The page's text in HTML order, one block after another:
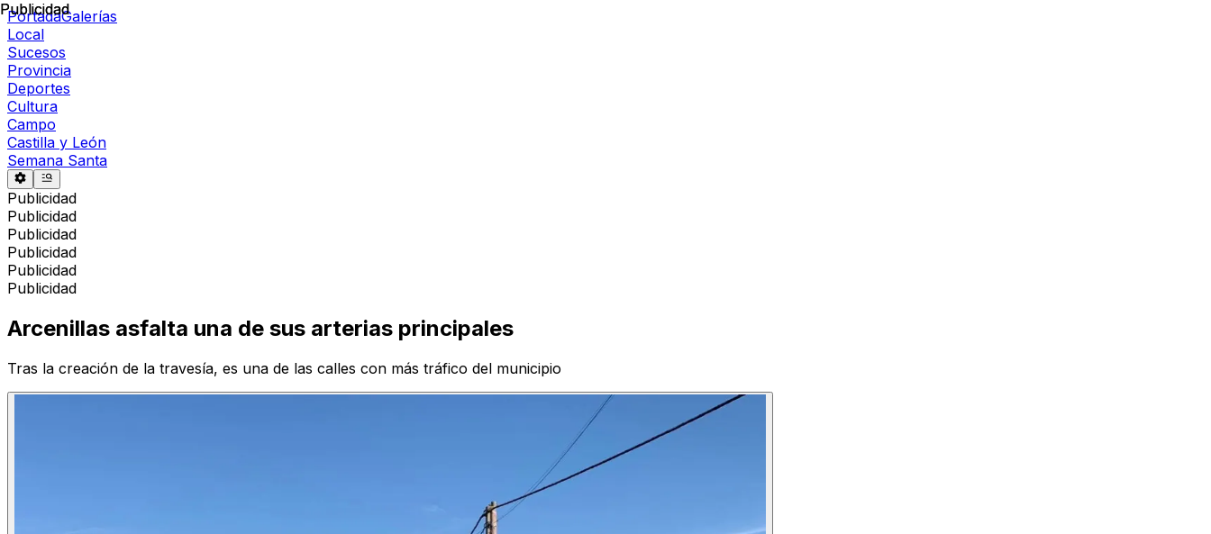
PortadaGalerías
Local
Sucesos
Provincia
Deportes
Cultura
Campo
Castilla y León
Semana Santa
Publicidad
Publicidad
Publicidad
Publicidad
Publicidad
Publicidad
Publicidad
Arcenillas asfalta una de sus arterias principales
Tras la creación de la travesía, es una de las calles con más tráfico del municipio
Publicidad